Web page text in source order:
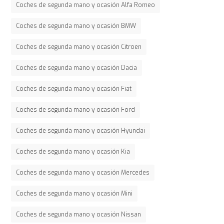
Coches de segunda mano y ocasión Alfa Romeo
Coches de segunda mano y ocasión BMW
Coches de segunda mano y ocasión Citroen
Coches de segunda mano y ocasión Dacia
Coches de segunda mano y ocasión Fiat
Coches de segunda mano y ocasión Ford
Coches de segunda mano y ocasión Hyundai
Coches de segunda mano y ocasión Kia
Coches de segunda mano y ocasión Mercedes
Coches de segunda mano y ocasión Mini
Coches de segunda mano y ocasión Nissan